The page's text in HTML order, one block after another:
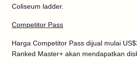
Coliseum ladder.
Competitor Pass
Harga Competitor Pass dijual mulai
Ranked Master+ akan mendapatkan